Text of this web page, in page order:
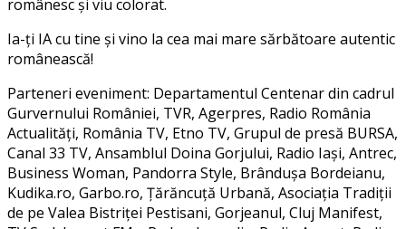
românesc și viu colorat.
Ia-ți IA cu tine și vino la cea mai mare sărbătoare autentic
românească!
Parteneri eveniment: Departamentul Centenar din cadrul
Gurvernului României, TVR, Agerpres, Radio România
Actualități, România TV, Etno TV, Grupul de presă BURSA,
Canal 33 TV, Ansamblul Doina Gorjului, Radio Iași, Antrec,
Business Woman, Pandorra Style, Brândușa Bordeianu,
Kudika.ro, Garbo.ro, Țărăncuță Urbană, Asociația Tradiții
de pe Valea Bistriței Pestisani, Gorjeanul, Cluj Manifest,